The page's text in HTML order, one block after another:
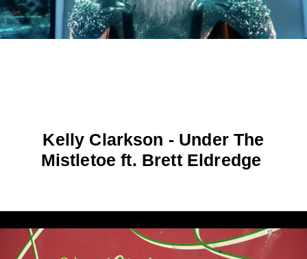
Kelly Clarkson - Under The
Mistletoe ft. Brett Eldredge